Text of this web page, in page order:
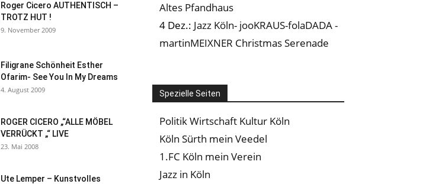
Roger Cicero AUTHENTISCH –
TROTZ HUT !
9. November 2009
Filigrane Schönheit Esther
Ofarim- See You In My Dreams
4. August 2009
ROGER CICERO „“ALLE MÖBEL
VERRÜCKT „“ LIVE
23. Mai 2008
Ute Lemper – Kunstvolles
Altes Pfandhaus
4 Dez.: Jazz Köln- jooKRAUS-folaDADA -
martinMEIXNER Christmas Serenade
Spezielle Seiten
Politik Wirtschaft Kultur Köln
Köln Sürth mein Veedel
1.FC Köln mein Verein
Jazz in Köln